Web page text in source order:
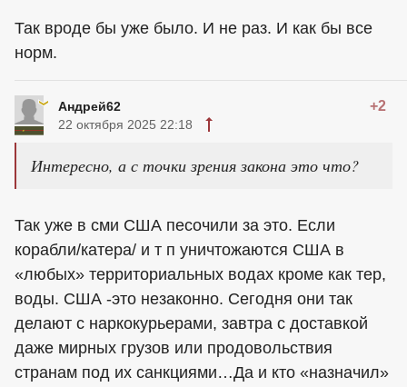
Так вроде бы уже было. И не раз. И как бы все
норм.
Андрей62 +2
22 октября 2025 22:18
Интересно, а с точки зрения закона это что?
Так уже в сми США песочили за это. Если
корабли/катера/ и т п уничтожаются США в
«любых» территориальных водах кроме как тер,
воды. США -это незаконно. Сегодня они так
делают с наркокурьерами, завтра с доставкой
даже мирных грузов или продовольствия
странам под их санкциями…Да и кто «назначил»